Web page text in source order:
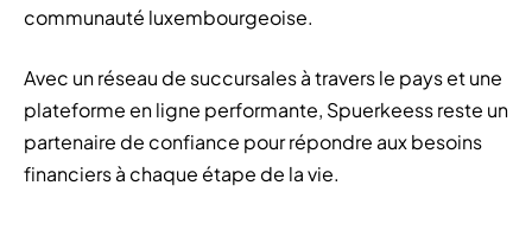
communauté luxembourgeoise.
Avec un réseau de succursales à travers le pays et une
plateforme en ligne performante, Spuerkeess reste un
partenaire de confiance pour répondre aux besoins
financiers à chaque étape de la vie.